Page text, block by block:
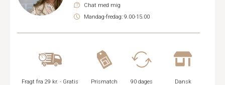
Chat med mig
Mandag-fredag: 9.00-15.00
Fragt fra 29 kr. - Gratis
Prismatch
90 dages
Dansk